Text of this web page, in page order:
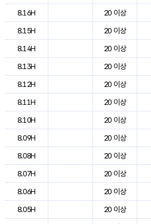
8.16H
20 이상
8.15H
20 이상
8.14H
20 이상
8.13H
20 이상
8.12H
20 이상
8.11H
20 이상
8.10H
20 이상
8.09H
20 이상
8.08H
20 이상
8.07H
20 이상
8.06H
20 이상
8.05H
20 이상